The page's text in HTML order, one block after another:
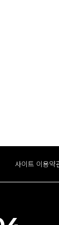
사이트 이용약